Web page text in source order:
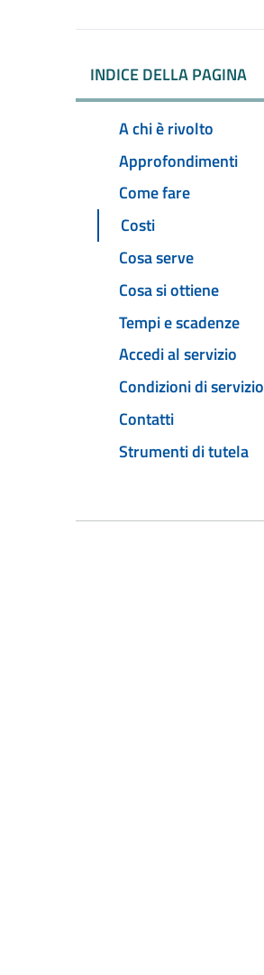
INDICE DELLA PAGINA
A chi è rivolto
Approfondimenti
Come fare
Costi
Cosa serve
Cosa si ottiene
Tempi e scadenze
Accedi al servizio
Condizioni di servizio
Contatti
Strumenti di tutela